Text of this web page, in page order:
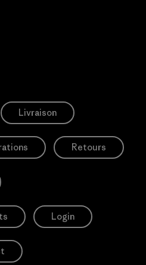
Livraison
Retours
Login